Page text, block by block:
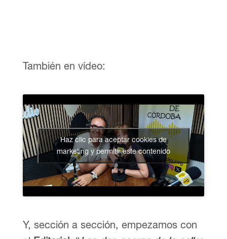
También en vídeo:
Haz clic para aceptar cookies de
marketing y permitir este contenido
Y, sección a sección, empezamos con